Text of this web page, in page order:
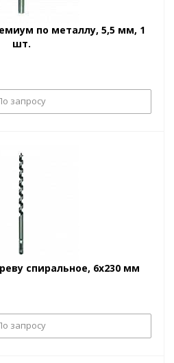
по металлу, 5,5 мм, 1
шт.
запросу
спиральное, 6х230 мм
запросу